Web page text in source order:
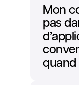
Mon
pas